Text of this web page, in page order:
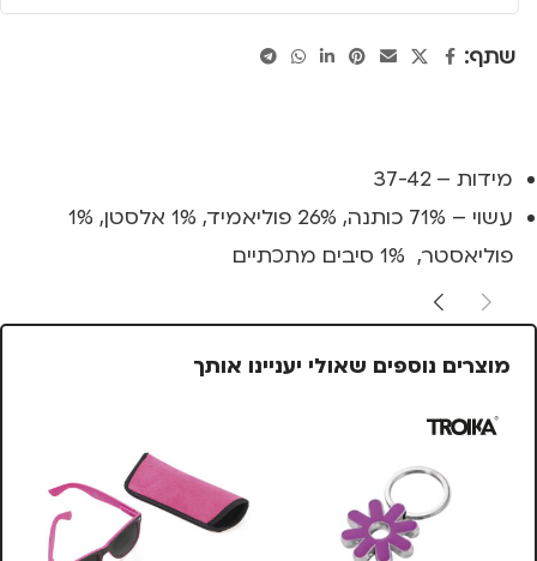
שתף:
מידות – 37-42
עשוי – 71% כותנה, 26% פוליאמיד, 1% אלסטן, 1%
פוליאסטר, 1% סיבים מתכתיים
מוצרים נוספים שאולי יעניינו אותך